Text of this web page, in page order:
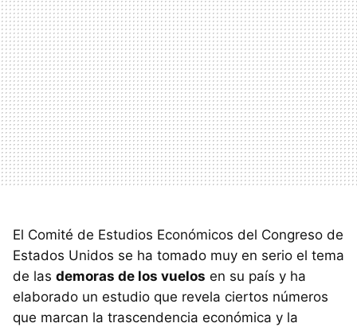
El Comité de Estudios Económicos del Congreso de
Estados Unidos se ha tomado muy en serio el tema
de las demoras de los vuelos en su país y ha
elaborado un estudio que revela ciertos números
que marcan la trascendencia económica y la